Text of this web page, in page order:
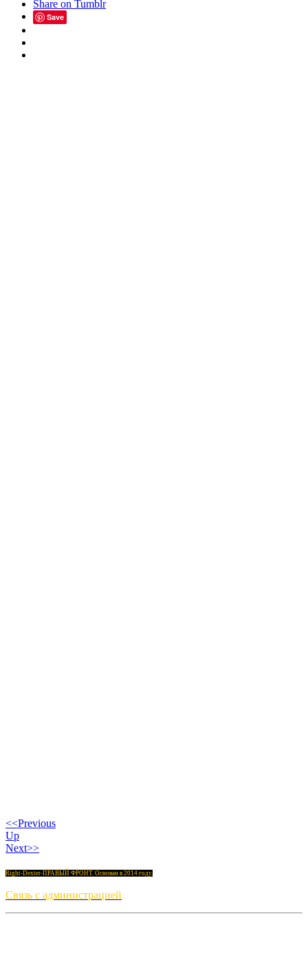
Share on Tumblr
Save
<<Previous
Up
Next>>
Right-Dexter-ПРАВЫЙ ФРОНТ. Основан в 2014 году.
Связь с администрацией